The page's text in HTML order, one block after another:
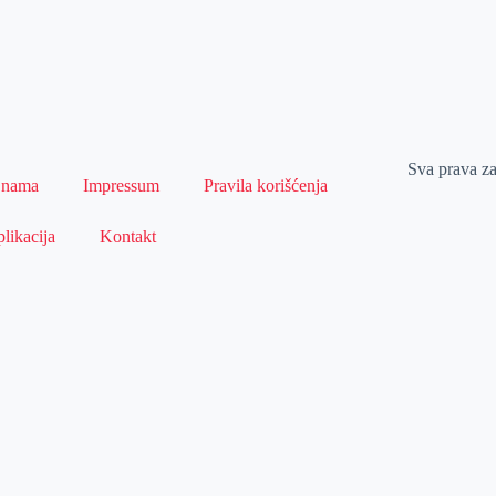
Impressum Pravila korišćenja
Kontakt
Sva prava